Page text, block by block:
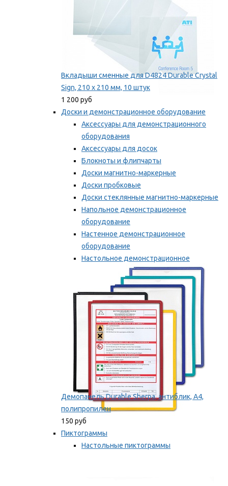
Вкладыши сменные для D4824 Durable Crystal
Sign, 210 x 210 мм, 10 штук
1 200 руб
Доски и демонстрационное оборудование
Аксессуары для демонстрационного
оборудования
Аксессуары для досок
Блокноты и флипчарты
Доски магнитно-маркерные
Доски пробковые
Доски стеклянные магнитно-маркерные
Напольное демонстрационное
оборудование
Настенное демонстрационное
оборудование
Настольное демонстрационное
оборудование
Мы рекомендуем
Демопанель Durable Sherpa, антиблик, А4,
полипропилен
150 руб
Пиктограммы
Настольные пиктограммы